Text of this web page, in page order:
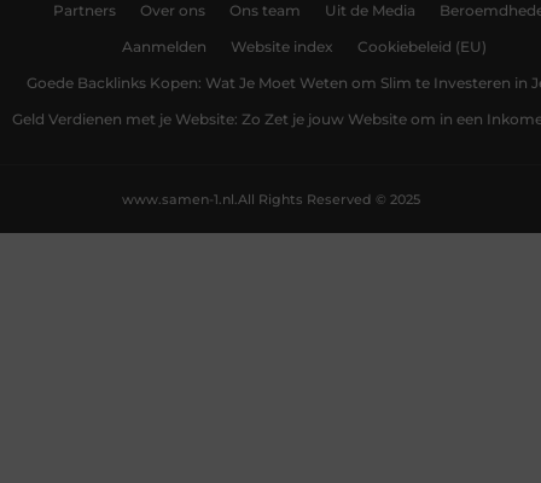
Partners Over ons Ons team Uit de Media
Aanmelden Website index Cookiebeleid (EU)
Goede Backlinks Kopen: Wat Je Moet Weten om Slim te Investeren in
Geld Verdienen met je Website: Zo Zet je jouw Website om in een
All Rights Reserved © 2025
www.samen-1.nl.